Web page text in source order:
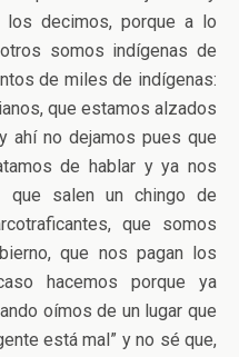
decimos, porque a lo
somos indígenas de
de miles de indígenas:
que estamos alzados
ahí no dejamos pues que
de hablar y ya nos
que salen un chingo de
que somos
que nos pagan los
hacemos porque ya
oímos de un lugar que
está mal” y no sé que,